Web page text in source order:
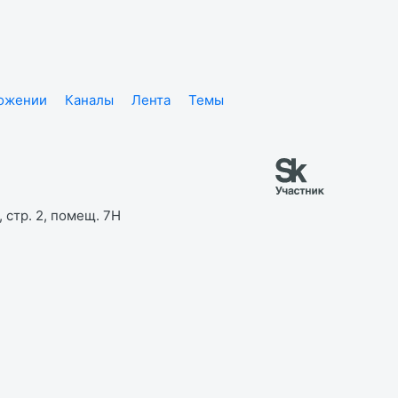
Каналы Лента
Темы
стр. 2, помещ. 7Н